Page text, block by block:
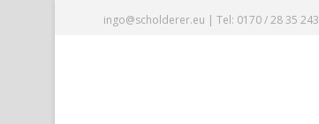
ingo@scholderer.eu | Tel: 0170 / 28 35 243